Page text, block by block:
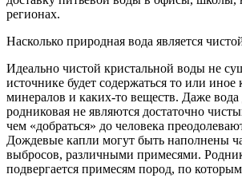
регионах.
Насколько природная вода является
Идеально чистой кристальной воды не
источнике будет содержаться то или иное
минералов и каких-то веществ. Даже вода
родниковая не являются достаточно
чем «добраться» до человека
Дождевые капли могут быть наполнены
выбросов, различными примесями.
подвергается примесям пород, по которым